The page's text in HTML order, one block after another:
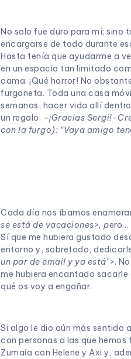
No solo fue duro para mí; sino
encargarse de todo durante
Hasta tenía que ayudarme a
en un espacio tan limitado
cama. ¡Qué horror! No
furgoneta. Toda una casa
semanas, hacer vida allí
un regalo. –¡Gracias Sergi!–
con la furgo): “Vaya amigo
Cada día nos íbamos
se está de vacaciones>, pero…
Sí que me hubiera gustado
entorno y, sobretodo,
un par de email y ya está”>.
me hubiera encantado
qué os voy a engañar.
Si algo le dio aún más sentido
con personas a las que
Zumaia con Helene y Axi y,